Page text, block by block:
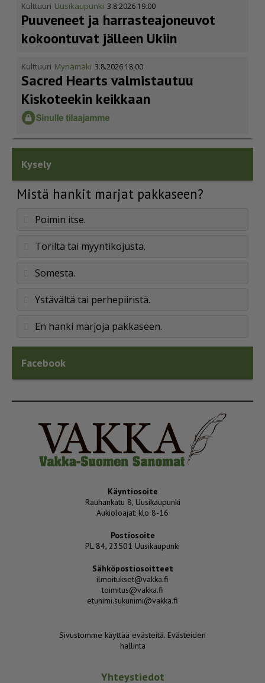
Kulttuuri Uusikaupunki 3.8.2026 19.00
Puuveneet ja harras­te­a­jo­neuvot
kokoontuvat jälleen Ukiin
Kulttuuri Mynämäki 3.8.2026 18.00
Sacred Hearts valmistautuu
Kiskoteekin keikkaan
Kysely
Mistä hankit marjat pakkaseen?
Poimin itse.
Torilta tai myyntikojusta.
Somesta.
Ystävältä tai perhepiiristä.
En hanki marjoja pakkaseen.
Facebook
Käyntiosoite
Rauhankatu 8, Uusikaupunki
Aukioloajat: klo 8-16
Postiosoite
PL 84, 23501 Uusikaupunki
Sähköpostiosoitteet
ilmoitukset@vakka.fi
toimitus@vakka.fi
etunimi.sukunimi@vakka.fi
Sivustomme käyttää evästeitä. Evästeiden
hallinta
Yhteystiedot